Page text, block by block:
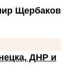
Щербаков
ДНР и